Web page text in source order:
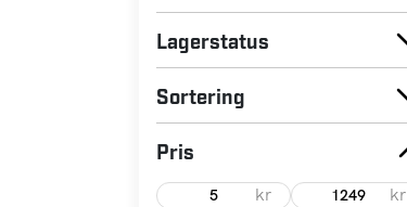
Lagerstatus
Sortering
Pris
kr kr